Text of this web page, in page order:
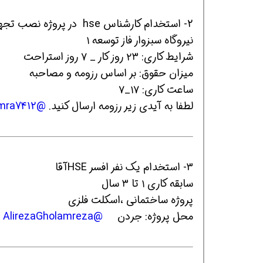
2- استخدام کارشناس hse در پروژه نصب تجهیزات برق در سبزوار
نیروگاه سبزوار فاز توسعه ۱
شرایط کاری: ۲۳ روز کار _ ۷ روز استراحت
میزان حقوق: بر اساس رزومه و مصاحبه
ساعت کاری: ۱۷_۷
لطفا به آیدی زیر رزومه ارسال کنید. @mra7412
3- استخدام یک نفر افسر HSEآقا
سابقه کاری ۱ تا ۳ سال
پروژه ساختمانی ،اسکلت فلزی
محل پروژه: جردن @AlirezaGholamreza
همین حالا بگیرش همین حالا بگیرش